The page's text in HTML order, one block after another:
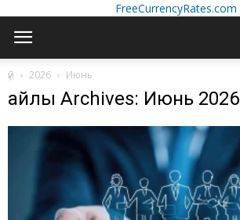
FreeCurrencyRates.com
үй 2026 Июнь
айлық Archives: Июнь 2026